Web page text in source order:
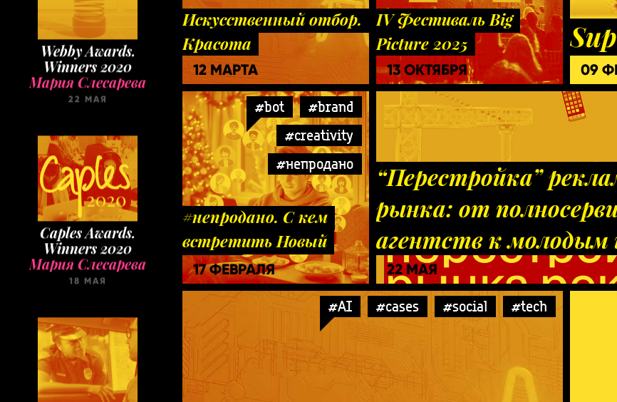
Webby Awards.
Winners 2020
Мария Слесарева
22 МАЯ
Caples Awards.
Winners 2020
Мария Слесарева
18 МАЯ
09
Искусственный отбор.
Красота
12 МАРТА
IV Фестиваль Big
Picture 2025
13 ОКТЯБРЯ
#bot
#brand
#creativity
#непродано
#непродано. С кем
встретить Новый
Брют?
17 ФЕВРАЛЯ
“Перестройка”
рынка: от
агентств к молодым
22 МАЯ
#AI #cases #social #tech